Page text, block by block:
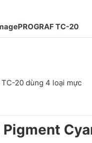
TC-20 dùng 4 loại mực